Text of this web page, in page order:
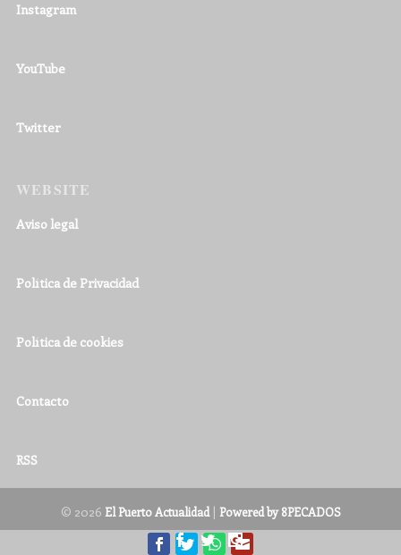
Instagram
YouTube
Twitter
WEBSITE
Aviso legal
Política de Privacidad
Política de cookies
Contacto
RSS
© 2026 El Puerto Actualidad| Powered by 8PECADOS